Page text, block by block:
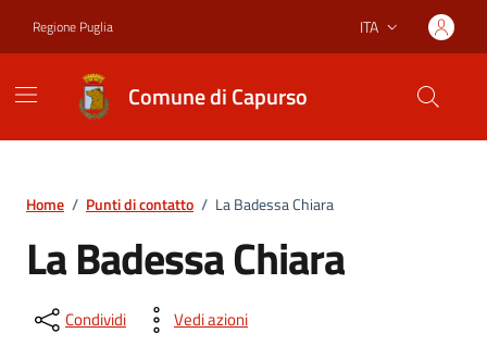
Regione Puglia Lingua attiva:
ITA
Comune di Capurso
Home / Punti di contatto / La Badessa Chiara
La Badessa Chiara
Condividi Vedi azioni